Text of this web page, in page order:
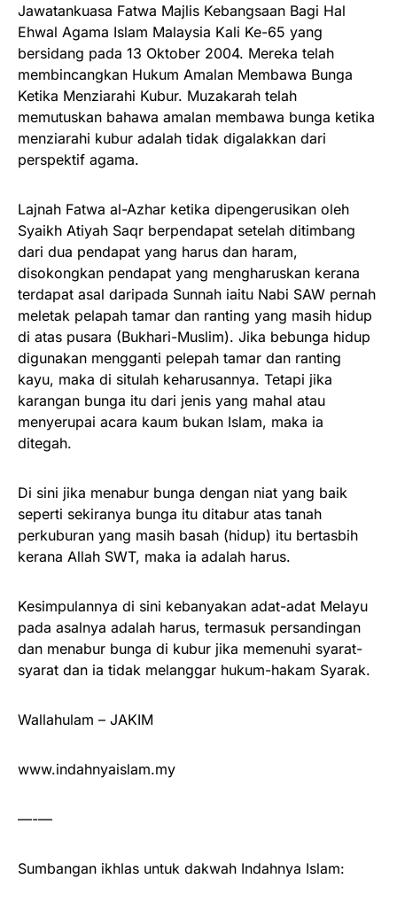
Jawatankuasa Fatwa Majlis Kebangsaan Bagi Hal
Ehwal Agama Islam Malaysia Kali Ke-65 yang
bersidang pada 13 Oktober 2004. Mereka telah
membincangkan Hukum Amalan Membawa Bunga
Ketika Menziarahi Kubur. Muzakarah telah
memutuskan bahawa amalan membawa bunga ketika
menziarahi kubur adalah tidak digalakkan dari
perspektif agama.
Lajnah Fatwa al-Azhar ketika dipengerusikan oleh
Syaikh Atiyah Saqr berpendapat setelah ditimbang
dari dua pendapat yang harus dan haram,
disokongkan pendapat yang mengharuskan kerana
terdapat asal daripada Sunnah iaitu Nabi SAW pernah
meletak pelapah tamar dan ranting yang masih hidup
di atas pusara (Bukhari-Muslim). Jika bebunga hidup
digunakan mengganti pelepah tamar dan ranting
kayu, maka di situlah keharusannya. Tetapi jika
karangan bunga itu dari jenis yang mahal atau
menyerupai acara kaum bukan Islam, maka ia
ditegah.
Di sini jika menabur bunga dengan niat yang baik
seperti sekiranya bunga itu ditabur atas tanah
perkuburan yang masih basah (hidup) itu bertasbih
kerana Allah SWT, maka ia adalah harus.
Kesimpulannya di sini kebanyakan adat-adat Melayu
pada asalnya adalah harus, termasuk persandingan
dan menabur bunga di kubur jika memenuhi syarat-
syarat dan ia tidak melanggar hukum-hakam Syarak.
Wallahulam – JAKIM
www.indahnyaislam.my
—-—
Sumbangan ikhlas untuk dakwah Indahnya Islam: